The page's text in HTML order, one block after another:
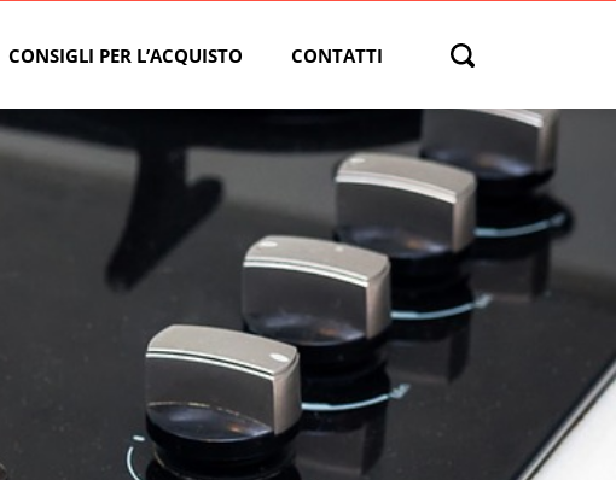
CONSIGLI PER L’ACQUISTO CONTATTI Open search